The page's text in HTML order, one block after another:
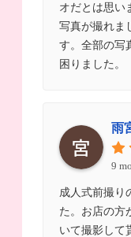
オだとは思い
写真が撮れま
す。全部の写
困りました。
雨
9
成人式前撮り
た。お店の方
いて撮影して